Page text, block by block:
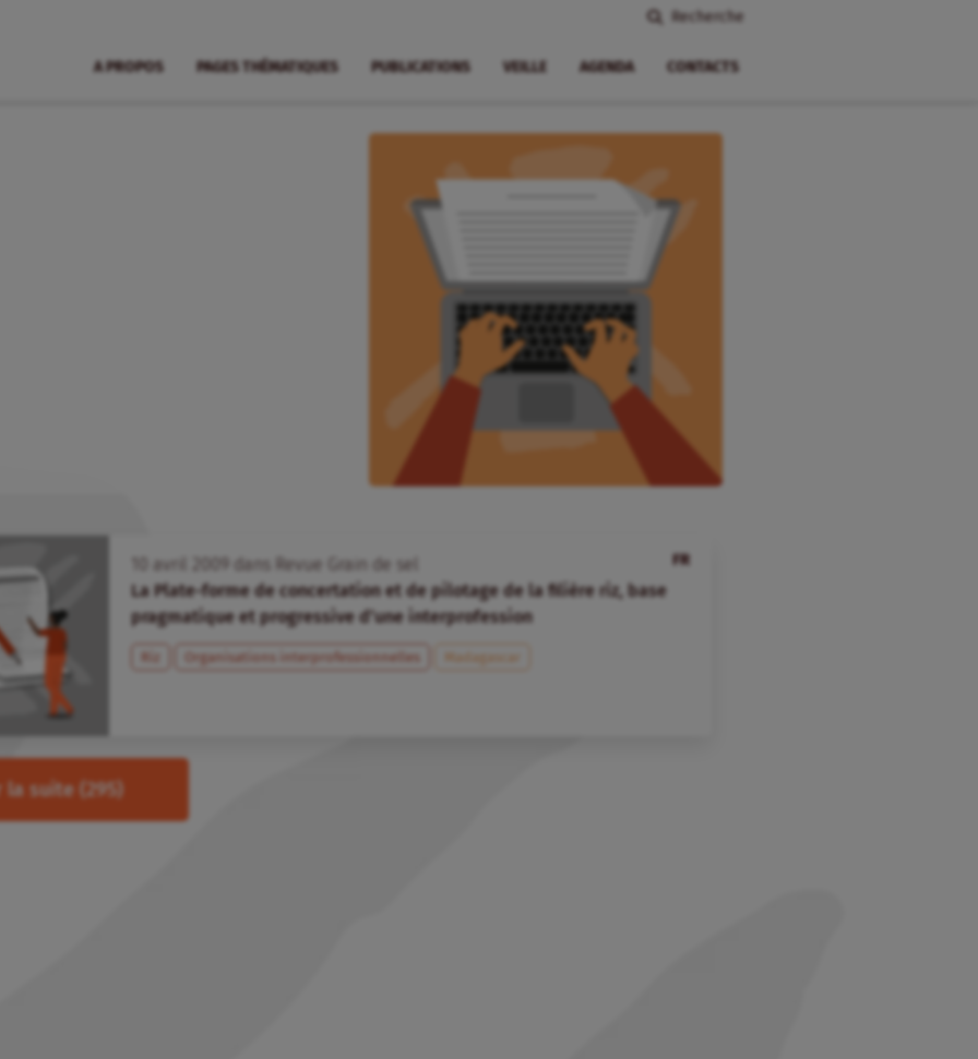
Recherche
A PROPOS PAGES THÉMATIQUES PUBLICATIONS VEILLE AGENDA CONTACTS
FR
avril dans
Revue Grain de sel
La Plate-forme de concertation et de pilotage de la filière riz, base
pragmatique et progressive d’une interprofession
Organisations interprofessionnelles Madagascar
la suite (295)